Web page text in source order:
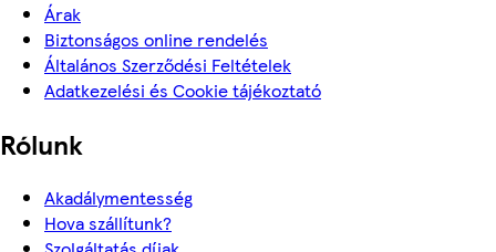
Árak
Biztonságos online rendelés
Általános Szerződési Feltételek
Adatkezelési és Cookie tájékoztató
Rólunk
Akadálymentesség
Hova szállítunk?